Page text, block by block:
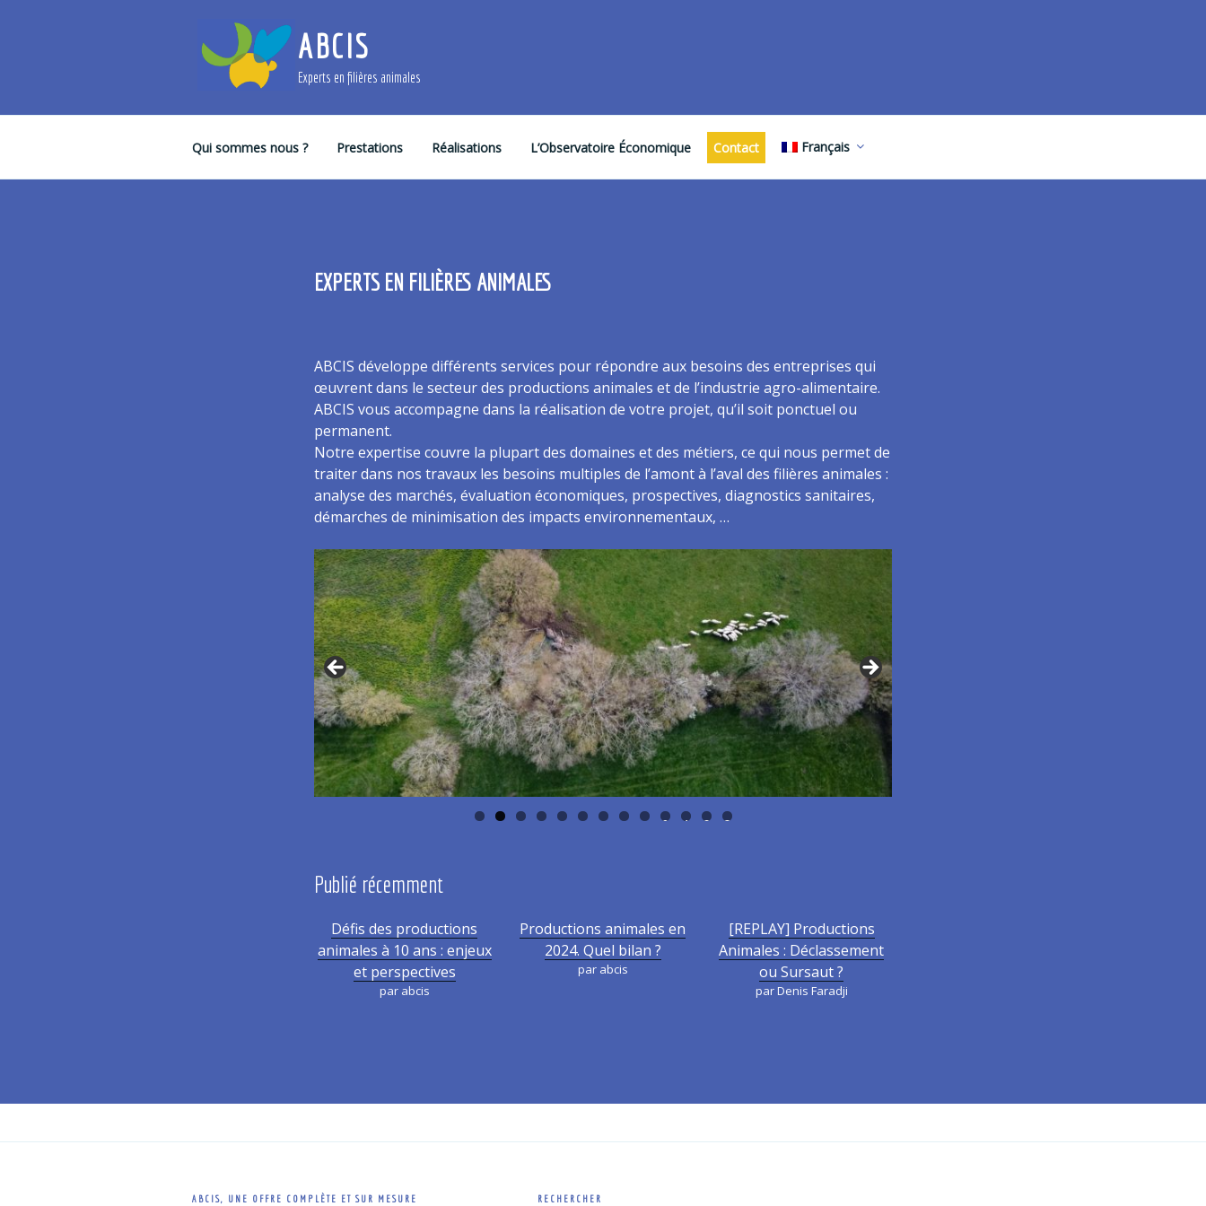
ABCIS
Experts en filières animales
Qui sommes nous ? Prestations Réalisations L’Observatoire Économique Contact Français
EXPERTS EN FILIÈRES ANIMALES
ABCIS développe différents services pour répondre aux besoins des entreprises qui
œuvrent dans le secteur des productions animales et de l’industrie agro-alimentaire.
ABCIS vous accompagne dans la réalisation de votre projet, qu’il soit ponctuel ou
permanent.
Notre expertise couvre la plupart des domaines et des métiers, ce qui nous permet de
traiter dans nos travaux les besoins multiples de l’amont à l’aval des filières animales :
analyse des marchés, évaluation économiques, prospectives, diagnostics sanitaires,
démarches de minimisation des impacts environnementaux, …
0 1 2 3
Publié récemment
Défis des productions
animales à 10 ans : enjeux
et perspectives
par abcis
Productions animales en
2024. Quel bilan ?
par abcis
[REPLAY] Productions
Animales : Déclassement
ou Sursaut ?
par Denis Faradji
ABCIS, UNE OFFRE COMPLÈTE ET SUR MESURE RECHERCHER